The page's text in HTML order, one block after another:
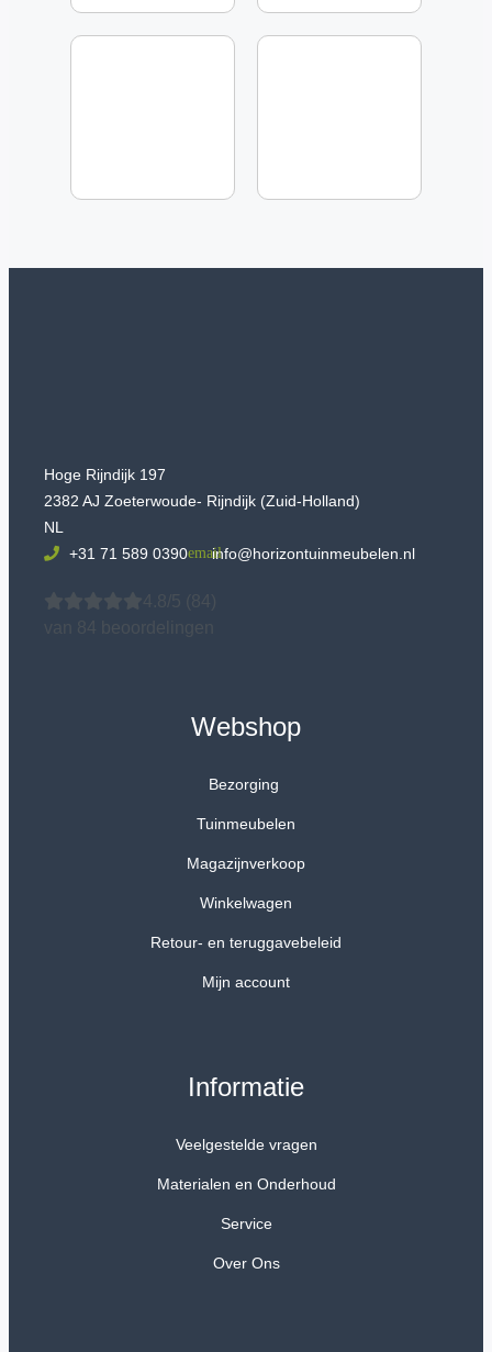
Hoge Rijndijk 197
2382 AJ Zoeterwoude- Rijndijk (Zuid-Holland)
NL
+31 71 589 0390
info@horizontuinmeubelen.nl
4.8/5
(84)
van 84 beoordelingen
Webshop
Bezorging
Tuinmeubelen
Magazijnverkoop
Winkelwagen
Retour- en teruggavebeleid
Mijn account
Informatie
Veelgestelde vragen
Materialen en Onderhoud
Service
Over Ons